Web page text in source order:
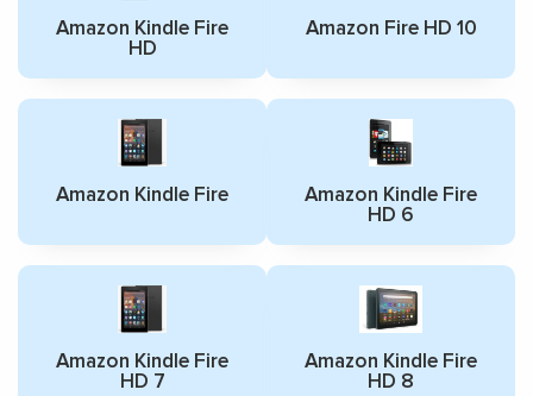
Amazon Kindle Fire
HD
Amazon Fire HD 10
Amazon Kindle Fire
Amazon Kindle Fire
HD 6
Amazon Kindle Fire
HD 7
Amazon Kindle Fire
HD 8